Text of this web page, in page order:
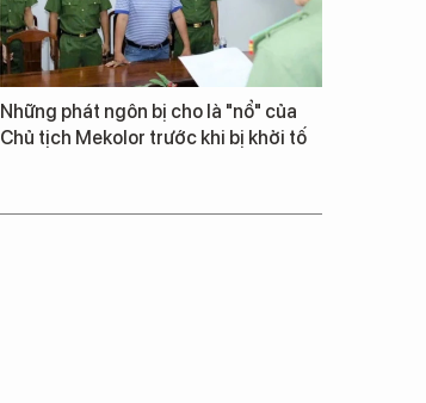
Những phát ngôn bị cho là "nổ" của
Chủ tịch Mekolor trước khi bị khởi tố